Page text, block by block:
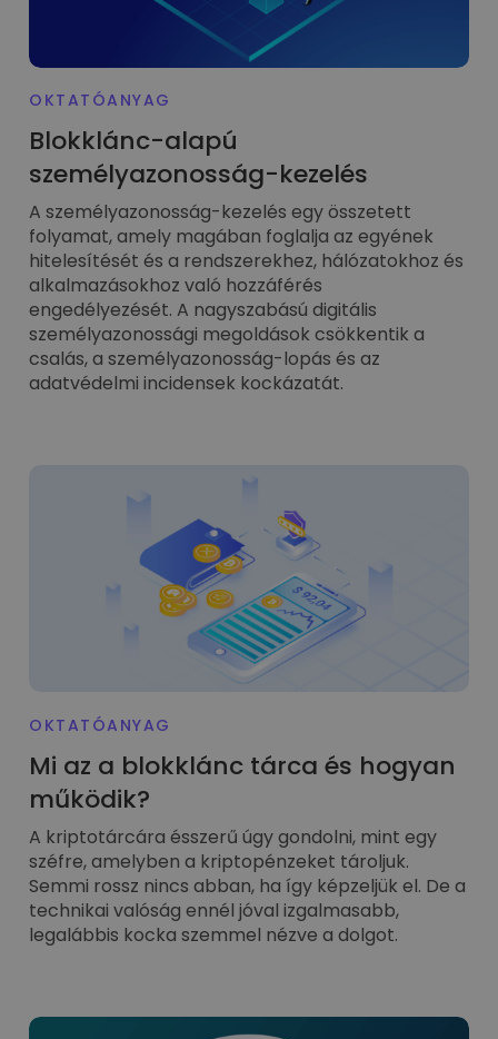
OKTATÓANYAG
Blokklánc-alapú
személyazonosság-kezelés
A személyazonosság-kezelés egy összetett
folyamat, amely magában foglalja az egyének
hitelesítését és a rendszerekhez, hálózatokhoz és
alkalmazásokhoz való hozzáférés
engedélyezését. A nagyszabású digitális
személyazonossági megoldások csökkentik a
csalás, a személyazonosság-lopás és az
adatvédelmi incidensek kockázatát.
OKTATÓANYAG
Mi az a blokklánc tárca és hogyan
működik?
A kriptotárcára ésszerű úgy gondolni, mint egy
széfre, amelyben a kriptopénzeket tároljuk.
Semmi rossz nincs abban, ha így képzeljük el. De a
technikai valóság ennél jóval izgalmasabb,
legalábbis kocka szemmel nézve a dolgot.